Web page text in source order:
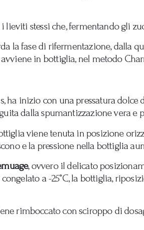
i lieviti stessi che, fermentando gli
la fase di rifermentazione, dalla
avviene in bottiglia, nel metodo
ha inizio con una pressatura
dalla spumantizzazione vera
viene tenuta in posizione
e la pressione nella bottiglia
, ovvero il delicato
a -25°C, la bottiglia,
rimboccato con sciroppo di